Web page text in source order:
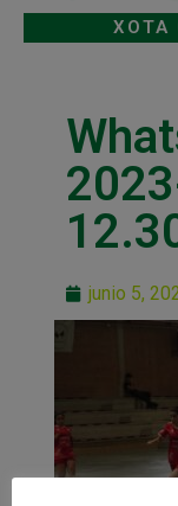
XOTA
junio 5,